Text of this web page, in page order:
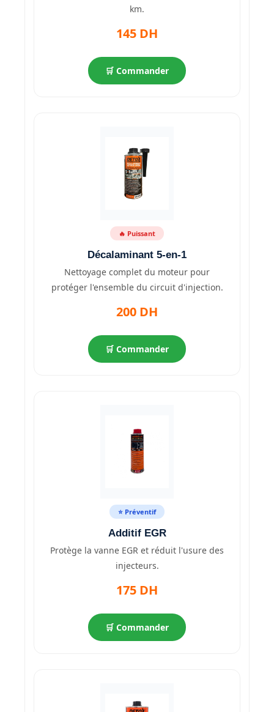
km.
145 DH
🛒 Commander
🔥 Puissant
Décalaminant 5-en-1
Nettoyage complet du moteur pour
protéger l'ensemble du circuit d'injection.
200 DH
🛒 Commander
⭐ Préventif
Additif EGR
Protège la vanne EGR et réduit l'usure des
injecteurs.
175 DH
🛒 Commander